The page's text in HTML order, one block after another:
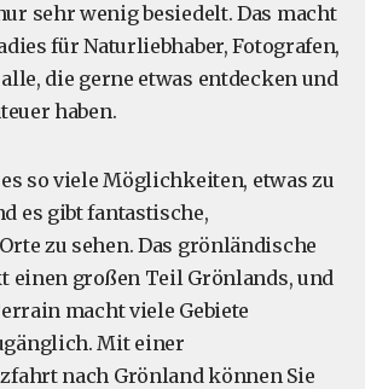
sehr wenig besiedelt. Das macht
für Naturliebhaber, Fotografen,
die gerne etwas entdecken und
haben.
so viele Möglichkeiten, etwas zu
es gibt fantastische,
zu sehen. Das grönländische
einen großen Teil Grönlands, und
macht viele Gebiete
Mit einer
nach Grönland können Sie